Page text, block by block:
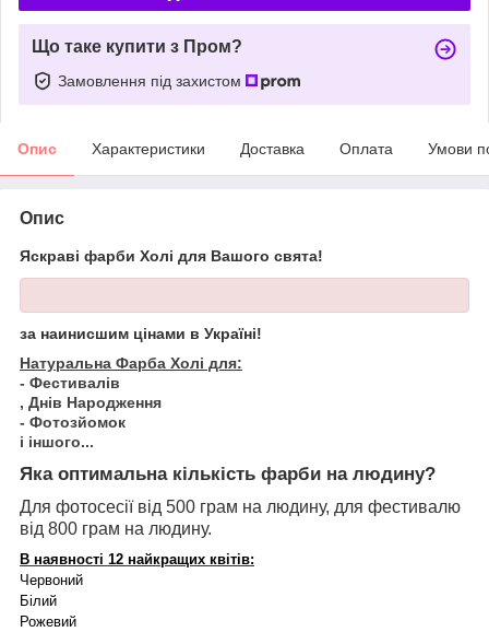
Що таке купити з Пром?
Замовлення під захистом
Опис Характеристики Доставка Оплата Умови
Опис
Яскраві фарби Холі для Вашого свята!
за наинисшим цінами в Україні!
Натуральна Фарба Холі для:
- Фестивалів
, Днів Народження
- Фотозйомок
і іншого...
Яка оптимальна кількість фарби на людину?
Для фотосесії від 500 грам на людину, для фестивалю
від 800 грам на людину.
В наявності 12 найкращих квітів:
Червоний
Білий
Рожевий